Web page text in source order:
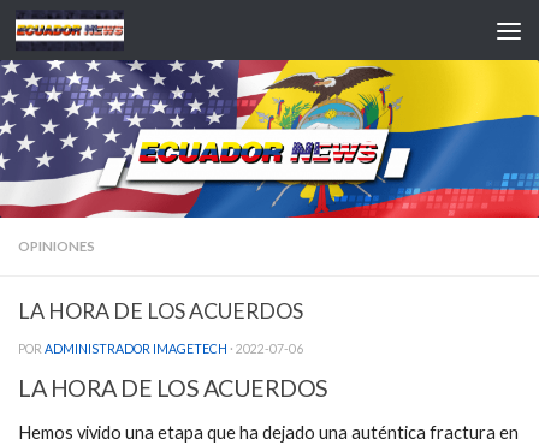
Saltar al contenido
OPINIONES
LA HORA DE LOS ACUERDOS
POR ADMINISTRADOR IMAGETECH · 2022-07-06
LA HORA DE LOS ACUERDOS
Hemos vivido una etapa que ha dejado una auténtica fractura en